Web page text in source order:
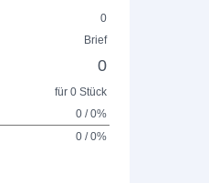
0
Brief
0
für 0 Stück
0 / 0%
0 / 0%